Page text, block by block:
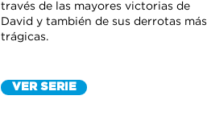
través de las mayores victorias de
David y también de sus derrotas más
trágicas.
VER SERIE